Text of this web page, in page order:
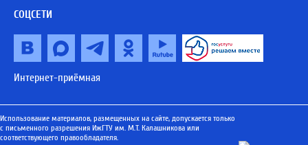
СОЦСЕТИ
Интернет-приёмная
Использование материалов, размещенных на сайте, допускается только
с письменного разрешения ИжГТУ им. М.Т. Калашникова или
соответствующего правообладателя.